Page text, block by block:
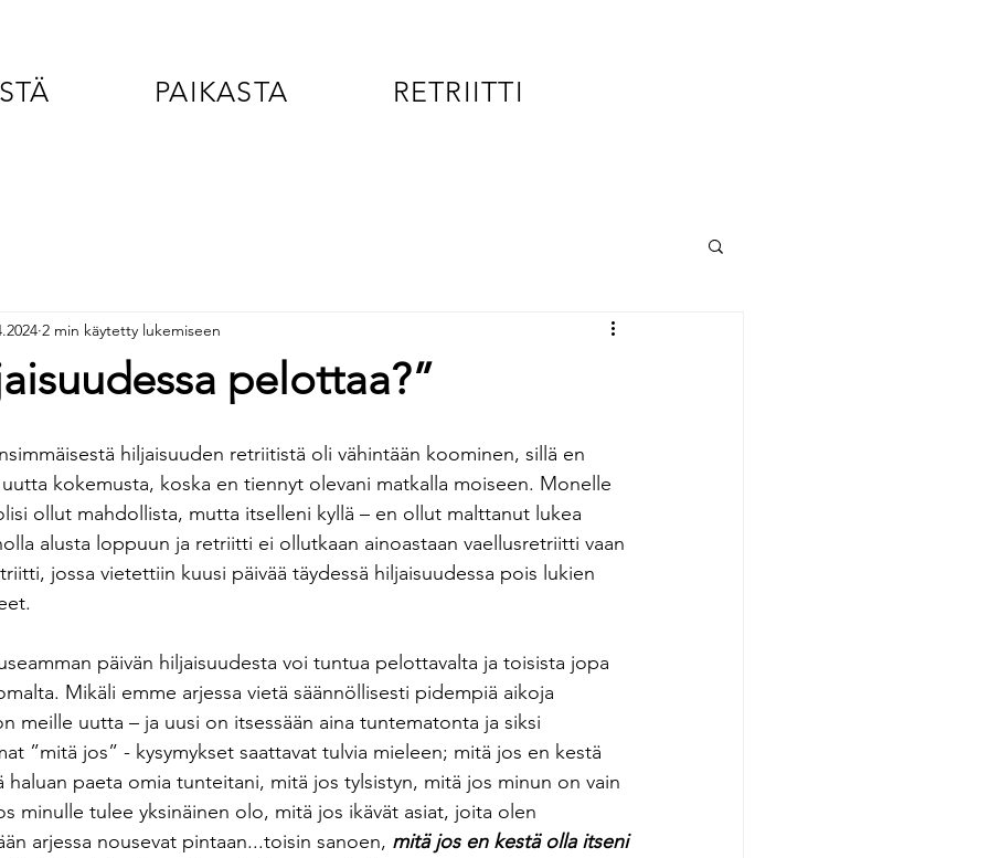
PAIKASTA RETRIITTI
pelottaa?”
2 min käytetty lukemiseen
hiljaisuuden retriitistä oli vähintään koominen, sillä en
kokemusta, koska en tiennyt olevani matkalla moiseen. Monelle
ollut mahdollista, mutta itselleni kyllä – en ollut malttanut lukea
alusta loppuun ja retriitti ei ollutkaan ainoastaan vaellusretriitti vaan
jossa vietettiin kuusi päivää täydessä hiljaisuudessa pois lukien
päivän hiljaisuudesta voi tuntua pelottavalta ja toisista jopa
Mikäli emme arjessa vietä säännöllisesti pidempiä aikoja
meille uutta – ja uusi on itsessään aina tuntematonta ja siksi
”mitä jos” - kysymykset saattavat tulvia mieleen; mitä jos en kestä
haluan paeta omia tunteitani, mitä jos tylsistyn, mitä jos minun on vain
minulle tulee yksinäinen olo, mitä jos ikävät asiat, joita olen
arjessa nousevat pintaan...toisin sanoen, mitä jos en kestä olla itseni